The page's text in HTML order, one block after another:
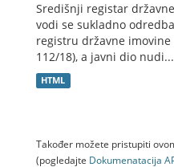
Središnji registar
vodi se sukladno
registru državne imovine
112/18), a javni dio nudi...
HTML
Također možete pristupiti
(pogledajte Dokumenаtаcijа